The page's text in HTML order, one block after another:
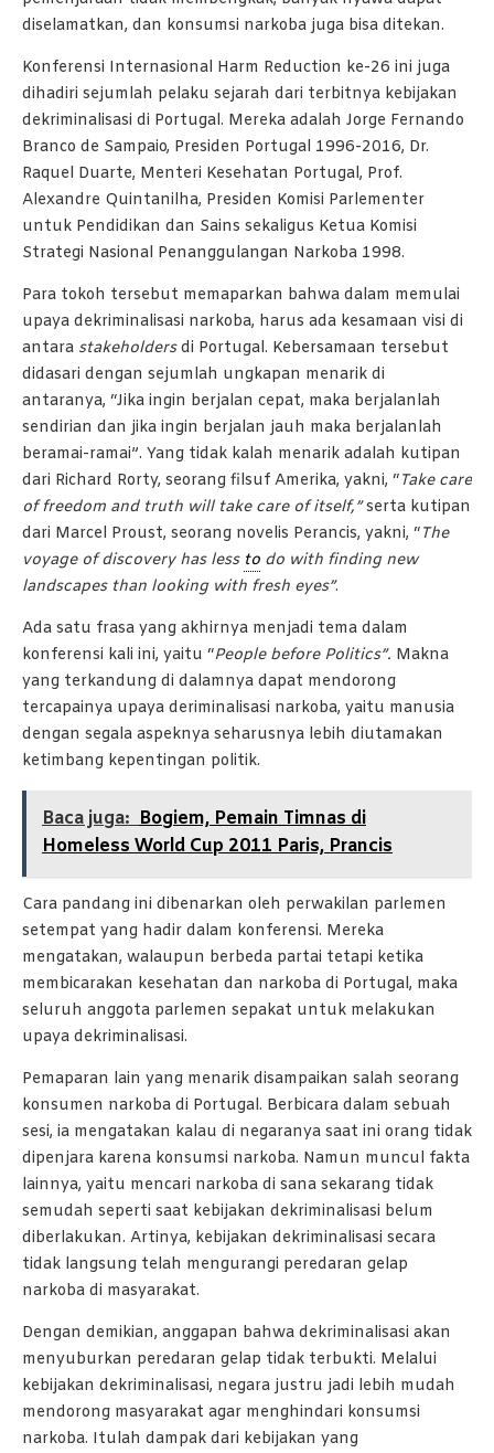
diselamatkan, dan konsumsi narkoba juga bisa ditekan.
Konferensi Internasional Harm Reduction ke-26 ini juga
dihadiri sejumlah pelaku sejarah dari terbitnya kebijakan
dekriminalisasi di Portugal. Mereka adalah Jorge Fernando
Branco de Sampaio, Presiden Portugal 1996-2016, Dr.
Raquel Duarte, Menteri Kesehatan Portugal, Prof.
Alexandre Quintanilha, Presiden Komisi Parlementer
untuk Pendidikan dan Sains sekaligus Ketua Komisi
Strategi Nasional Penanggulangan Narkoba 1998.
Para tokoh tersebut memaparkan bahwa dalam memulai
upaya dekriminalisasi narkoba, harus ada kesamaan visi di
antara stakeholdersdi Portugal. Kebersamaan tersebut
didasari dengan sejumlah ungkapan menarik di
antaranya, “Jika ingin berjalan cepat, maka berjalanlah
sendirian dan jika ingin berjalan jauh maka berjalanlah
beramai-ramai”. Yang tidak kalah menarik adalah kutipan
dari Richard Rorty, seorang filsuf Amerika, yakni, “Take care
of freedom and truth will take care of itself,”serta kutipan
dari Marcel Proust, seorang novelis Perancis, yakni, “The
voyage of discovery has less to do with finding new
landscapes than looking with fresh eyes”.
Ada satu frasa yang akhirnya menjadi tema dalam
konferensi kali ini, yaitu “People before Politics”. Makna
yang terkandung di dalamnya dapat mendorong
tercapainya upaya deriminalisasi narkoba, yaitu manusia
dengan segala aspeknya seharusnya lebih diutamakan
ketimbang kepentingan politik.
Baca juga: Bogiem, Pemain Timnas di
Homeless World Cup 2011 Paris, Prancis
Cara pandang ini dibenarkan oleh perwakilan parlemen
setempat yang hadir dalam konferensi. Mereka
mengatakan, walaupun berbeda partai tetapi ketika
membicarakan kesehatan dan narkoba di Portugal, maka
seluruh anggota parlemen sepakat untuk melakukan
upaya dekriminalisasi.
Pemaparan lain yang menarik disampaikan salah seorang
konsumen narkoba di Portugal. Berbicara dalam sebuah
sesi, ia mengatakan kalau di negaranya saat ini orang tidak
dipenjara karena konsumsi narkoba. Namun muncul fakta
lainnya, yaitu mencari narkoba di sana sekarang tidak
semudah seperti saat kebijakan dekriminalisasi belum
diberlakukan. Artinya, kebijakan dekriminalisasi secara
tidak langsung telah mengurangi peredaran gelap
narkoba di masyarakat.
Dengan demikian, anggapan bahwa dekriminalisasi akan
menyuburkan peredaran gelap tidak terbukti. Melalui
kebijakan dekriminalisasi, negara justru jadi lebih mudah
mendorong masyarakat agar menghindari konsumsi
narkoba. Itulah dampak dari kebijakan yang